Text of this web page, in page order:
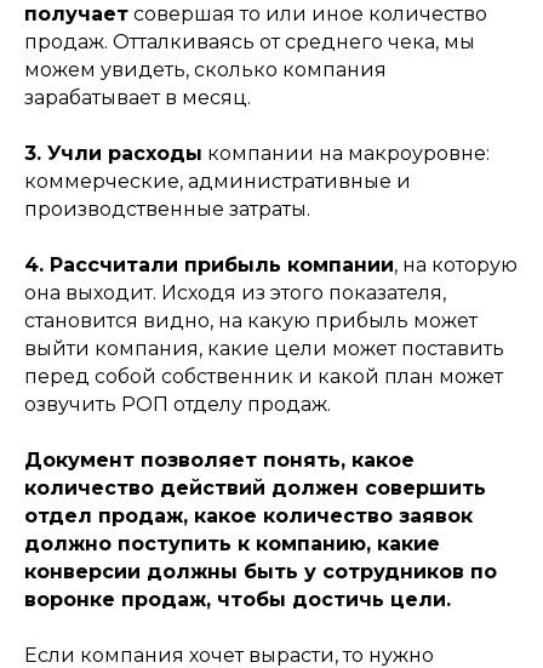
получает совершая то или иное количество
продаж. Отталкиваясь от среднего чека, мы
можем увидеть, сколько компания
зарабатывает в месяц.
3. Учли расходы компании на макроуровне:
коммерческие, административные и
производственные затраты.
4. Рассчитали прибыль компании, на которую
она выходит. Исходя из этого показателя,
становится видно, на какую прибыль может
выйти компания, какие цели может поставить
перед собой собственник и какой план может
озвучить РОП отделу продаж.
Документ позволяет понять, какое
количество действий должен совершить
отдел продаж, какое количество заявок
должно поступить к компанию, какие
конверсии должны быть у сотрудников по
воронке продаж, чтобы достичь цели.
Если компания хочет вырасти, то нужно